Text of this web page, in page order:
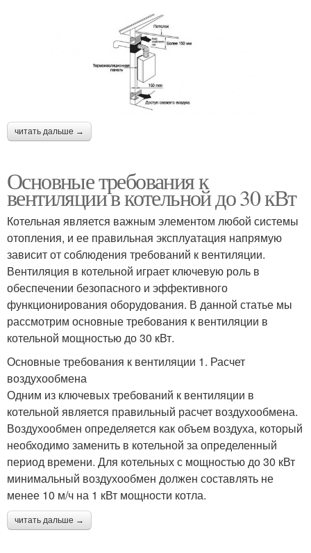
читать дальше →
Основные требования к
вентиляции в котельной до 30 кВт
Котельная является важным элементом любой системы
отопления, и ее правильная эксплуатация напрямую
зависит от соблюдения требований к вентиляции.
Вентиляция в котельной играет ключевую роль в
обеспечении безопасного и эффективного
функционирования оборудования. В данной статье мы
рассмотрим основные требования к вентиляции в
котельной мощностью до 30 кВт.
Основные требования к вентиляции 1. Расчет
воздухообмена
Одним из ключевых требований к вентиляции в
котельной является правильный расчет воздухообмена.
Воздухообмен определяется как объем воздуха, который
необходимо заменить в котельной за определенный
период времени. Для котельных с мощностью до 30 кВт
минимальный воздухообмен должен составлять не
менее 10 м/ч на 1 кВт мощности котла.
читать дальше →